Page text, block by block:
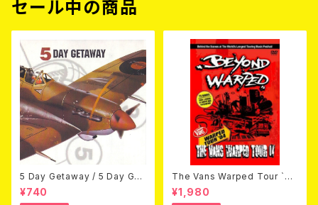
セール中の商品
5 Day Getaway / 5 Day Get
away (CDEP)
¥740
The Vans Warped Tour `04
Beyond Warped (国内盤DV
D)
¥1,980